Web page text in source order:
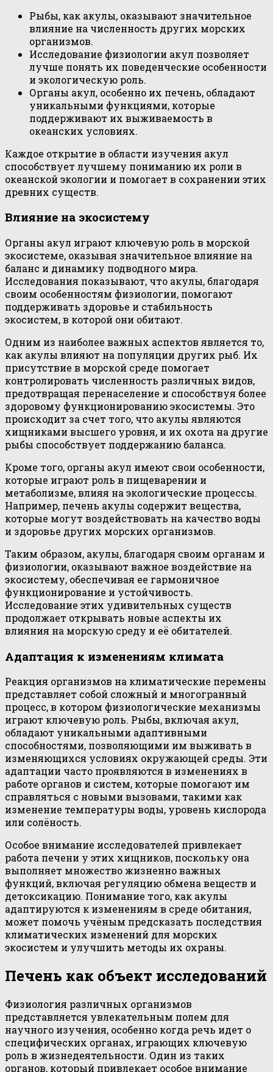
Рыбы, как акулы, оказывают значительное
влияние на численность других морских
организмов.
Исследование физиологии акул позволяет
лучше понять их поведенческие особенности
и экологическую роль.
Органы акул, особенно их печень, обладают
уникальными функциями, которые
поддерживают их выживаемость в
океанских условиях.
Каждое открытие в области изучения акул
способствует лучшему пониманию их роли в
океанской экологии и помогает в сохранении этих
древних существ.
Влияние на экосистему
Органы акул играют ключевую роль в морской
экосистеме, оказывая значительное влияние на
баланс и динамику подводного мира.
Исследования показывают, что акулы, благодаря
своим особенностям физиологии, помогают
поддерживать здоровье и стабильность
экосистем, в которой они обитают.
Одним из наиболее важных аспектов является то,
как акулы влияют на популяции других рыб. Их
присутствие в морской среде помогает
контролировать численность различных видов,
предотвращая перенаселение и способствуя более
здоровому функционированию экосистемы. Это
происходит за счет того, что акулы являются
хищниками высшего уровня, и их охота на другие
рыбы способствует поддержанию баланса.
Кроме того, органы акул имеют свои особенности,
которые играют роль в пищеварении и
метаболизме, влияя на экологические процессы.
Например, печень акулы содержит вещества,
которые могут воздействовать на качество воды
и здоровье других морских организмов.
Таким образом, акулы, благодаря своим органам и
физиологии, оказывают важное воздействие на
экосистему, обеспечивая ее гармоничное
функционирование и устойчивость.
Исследование этих удивительных существ
продолжает открывать новые аспекты их
влияния на морскую среду и её обитателей.
Адаптация к изменениям климата
Реакция организмов на климатические перемены
представляет собой сложный и многогранный
процесс, в котором физиологические механизмы
играют ключевую роль. Рыбы, включая акул,
обладают уникальными адаптивными
способностями, позволяющими им выживать в
изменяющихся условиях окружающей среды. Эти
адаптации часто проявляются в изменениях в
работе органов и систем, которые помогают им
справляться с новыми вызовами, такими как
изменение температуры воды, уровень кислорода
или солёность.
Особое внимание исследователей привлекает
работа печени у этих хищников, поскольку она
выполняет множество жизненно важных
функций, включая регуляцию обмена веществ и
детоксикацию. Понимание того, как акулы
адаптируются к изменениям в среде обитания,
может помочь учёным предсказать последствия
климатических изменений для морских
экосистем и улучшить методы их охраны.
Печень как объект исследований
Физиология различных организмов
представляется увлекательным полем для
научного изучения, особенно когда речь идет о
специфических органах, играющих ключевую
роль в жизнедеятельности. Один из таких
органов, который привлекает особое внимание